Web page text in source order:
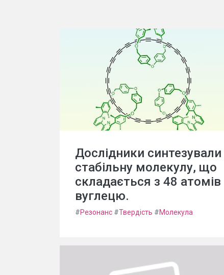
Дослідники синтезували
стабільну молекулу, що
складається з 48 атомів
вуглецю.
#Резонанс #Твердість #Молекула